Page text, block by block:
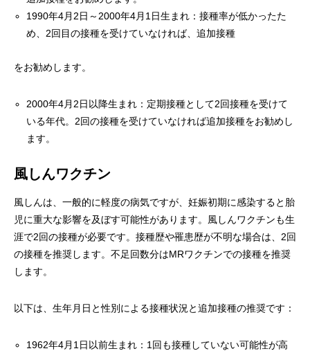
1990年4月2日～2000年4月1日生まれ：接種率が低かったた
め、2回目の接種を受けていなければ、追加接種
をお勧めします。
2000年4月2日以降生まれ：定期接種として2回接種を受けて
いる年代。2回の接種を受けていなければ追加接種をお勧めし
ます。
風しんワクチン
風しんは、一般的に軽度の病気ですが、妊娠初期に感染すると胎
児に重大な影響を及ぼす可能性があります。風しんワクチンも生
涯で2回の接種が必要です。接種歴や罹患歴が不明な場合は、2回
の接種を推奨します。不足回数分はMRワクチンでの接種を推奨
します。
以下は、生年月日と性別による接種状況と追加接種の推奨です：
1962年4月1日以前生まれ：1回も接種していない可能性が高